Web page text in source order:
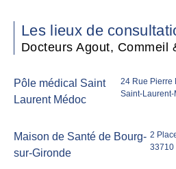
Les lieux de
Docteurs Agout, Commeil
Pôle médical Saint
Laurent Médoc
24 Rue Pierre
Saint-Laurent-
Maison de Santé de Bourg-
sur-Gironde
2
33710